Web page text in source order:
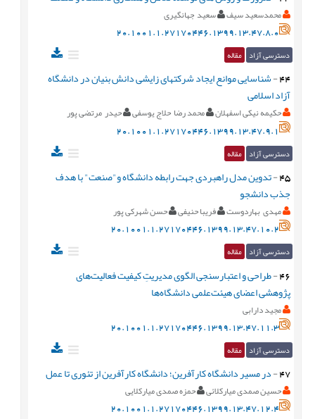
محمدسعید سیف سعید جهانگیری
20.1001.1.27170446.1399.13.47.8.0
دسترسی آزاد مقاله
44
-شناسایی موانع ایجاد شرکتهای زایشی دانش بنیان در دانشگاه
آزاد اسلامی
حکیمه نیکی اسفهلان محمد رضا حلاج یوسفی حیدر مرتضی پور
20.1001.1.27170446.1399.13.47.9.1
دسترسی آزاد مقاله
45
-تدوین مدل راهبردی جهت رابطه دانشگاه و"صنعت" با هدف
جذب دانشجو
مهدی بهاردوست فریبا حنیفی حسن شهرکی پور
20.1001.1.27170446.1399.13.47.10.2
دسترسی آزاد مقاله
46
-طراحی و اعتبارسنجی الگوی مدیریتِ کیفیت فعالیت‌های
پژوهشی اعضای هیئت‌علمی دانشگاه‌ها
مجید دارابی
20.1001.1.27170446.1399.13.47.11.3
دسترسی آزاد مقاله
47
-در مسیر دانشگاه كارآفرين؛ دانشگاه کارآفرین از تئوری تا عمل
حسین صمدی میارکلائی حمزه صمدی میارکلایی
20.1001.1.27170446.1399.13.47.12.4